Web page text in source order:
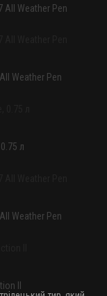
All Weather Pen
Weather Pen
л
Weather Pen
II